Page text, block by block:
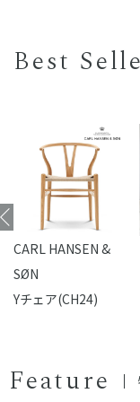
Best
CARL HANSEN &
SØN
Yチェア(CH24)
Feature